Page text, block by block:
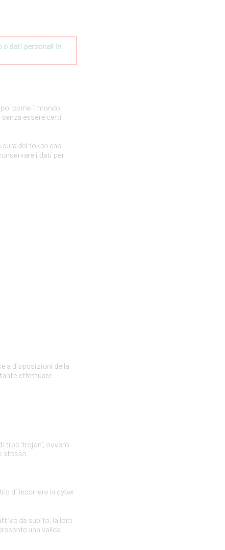
o dati personali in
come il mondo
essere certi
cura del token che
i dati per
a disposizioni della
effettuare
‘trojan’, ovvero
stesso
di incorrere in cyber
da subito, la loro
una valida